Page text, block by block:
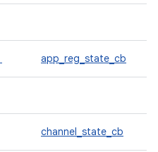
app_reg_state_cb
channel_state_cb